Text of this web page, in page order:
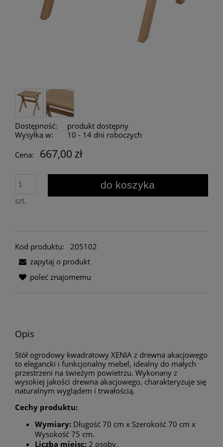
Dostępność:
produkt dostępny
Wysyłka w:
10 - 14 dni roboczych
Cena:
667,00 zł
szt.
do koszyka
Kod produktu:
205102
zapytaj o produkt
poleć znajomemu
Opis
Stół ogrodowy kwadratowy XENIA z drewna akacjowego
to elegancki i funkcjonalny mebel, idealny do małych
przestrzeni na świeżym powietrzu. Wykonany z
wysokiej jakości drewna akacjowego, charakteryzuje się
naturalnym wyglądem i trwałością.
Cechy produktu:
Wymiary: Długość 70 cm x Szerokość 70 cm x
Wysokość 75 cm.
Liczba miejsc: 2 osoby.